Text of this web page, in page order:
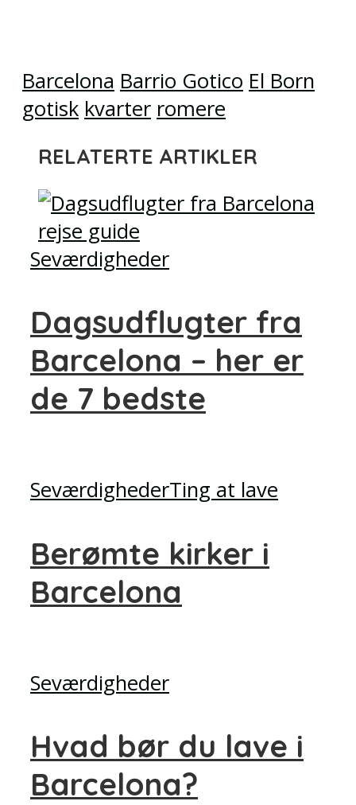
Barcelona Barrio Gotico El Born
gotisk kvarter romere
RELATERTE ARTIKLER
Seværdigheder
Dagsudflugter fra
Barcelona – her er
de 7 bedste
SeværdighederTing at lave
Berømte kirker i
Barcelona
Seværdigheder
Hvad bør du lave i
Barcelona?